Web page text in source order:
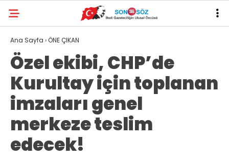
Ana Sayfa ›ÖNE ÇIKAN
Özel ekibi, CHP’de
Kurultay için toplanan
imzaları genel
merkeze teslim
edecek!